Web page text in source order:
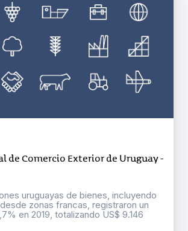
de Comercio Exterior de Uruguay -
uruguayas de bienes, incluyendo
zonas francas, registraron un
en 2019, totalizando US$ 9.146